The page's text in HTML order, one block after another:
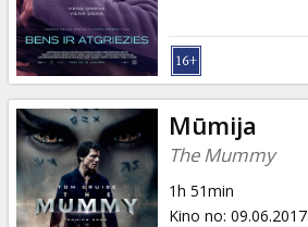
Mūmija
The Mummy
1h 51min
Kino no: 09.06.2017